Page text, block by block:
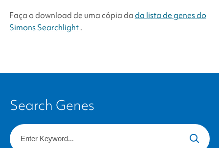
Faça o download de uma cópia dada lista de genes do
Simons Searchlight.
Search Genes
Keyword